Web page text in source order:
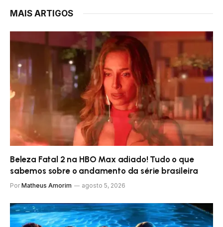
MAIS ARTIGOS
Beleza Fatal 2 na HBO Max adiado! Tudo o que
sabemos sobre o andamento da série brasileira
Por Matheus Amorim agosto 5, 2026